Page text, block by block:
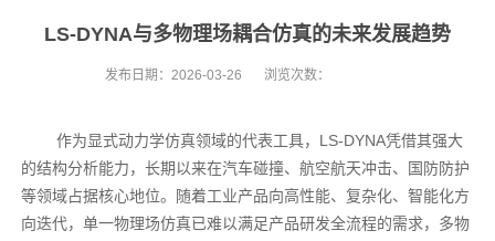
LS-DYNA与多物理场耦合仿真的未来发展趋势
发布日期： 2026-03-26 浏览次数：
作为显式动力学仿真领域的代表工具，LS-DYNA凭借其强大
的结构分析能力，长期以来在汽车碰撞、航空航天冲击、国防防护
等领域占据核心地位。随着工业产品向高性能、复杂化、智能化方
向迭代，单一物理场仿真已难以满足产品研发全流程的需求，多物